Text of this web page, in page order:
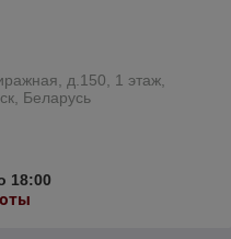
д.150, 1 этаж,
Беларусь
18:00